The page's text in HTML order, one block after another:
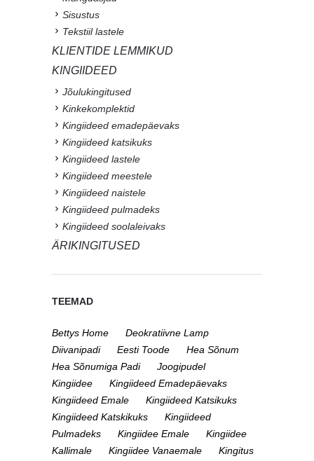
Sisustus
Tekstiil lastele
KLIENTIDE LEMMIKUD
KINGIIDEED
Jõulukingitused
Kinkekomplektid
Kingiideed emadepäevaks
Kingiideed katsikuks
Kingiideed lastele
Kingiideed meestele
Kingiideed naistele
Kingiideed pulmadeks
Kingiideed soolaleivaks
ÄRIKINGITUSED
TEEMAD
Bettys Home
Deokratiivne Lamp
Diivanipadi
Eesti Toode
Hea Sõnum
Hea Sõnumiga Padi
Joogipudel
Kingiidee
Kingiideed Emadepäevaks
Kingiideed Emale
Kingiideed Katsikuks
Kingiideed Katskikuks
Kingiideed
Pulmadeks
Kingiidee Emale
Kingiidee
Kallimale
Kingiidee Vanaemale
Kingitus